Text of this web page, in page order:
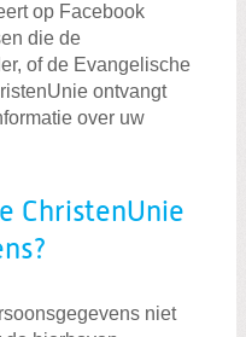
op Facebook
die de
of de Evangelische
ontvangt
over uw
ChristenUnie
niet